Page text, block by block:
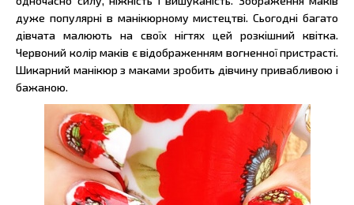
дуже популярні в манікюрному мистецтві. Сьогодні багато
дівчата малюють на своїх нігтях цей розкішний квітка.
Червоний колір маків є відображенням вогненної пристрасті.
Шикарний манікюр з маками зробить дівчину привабливою і
бажаною.